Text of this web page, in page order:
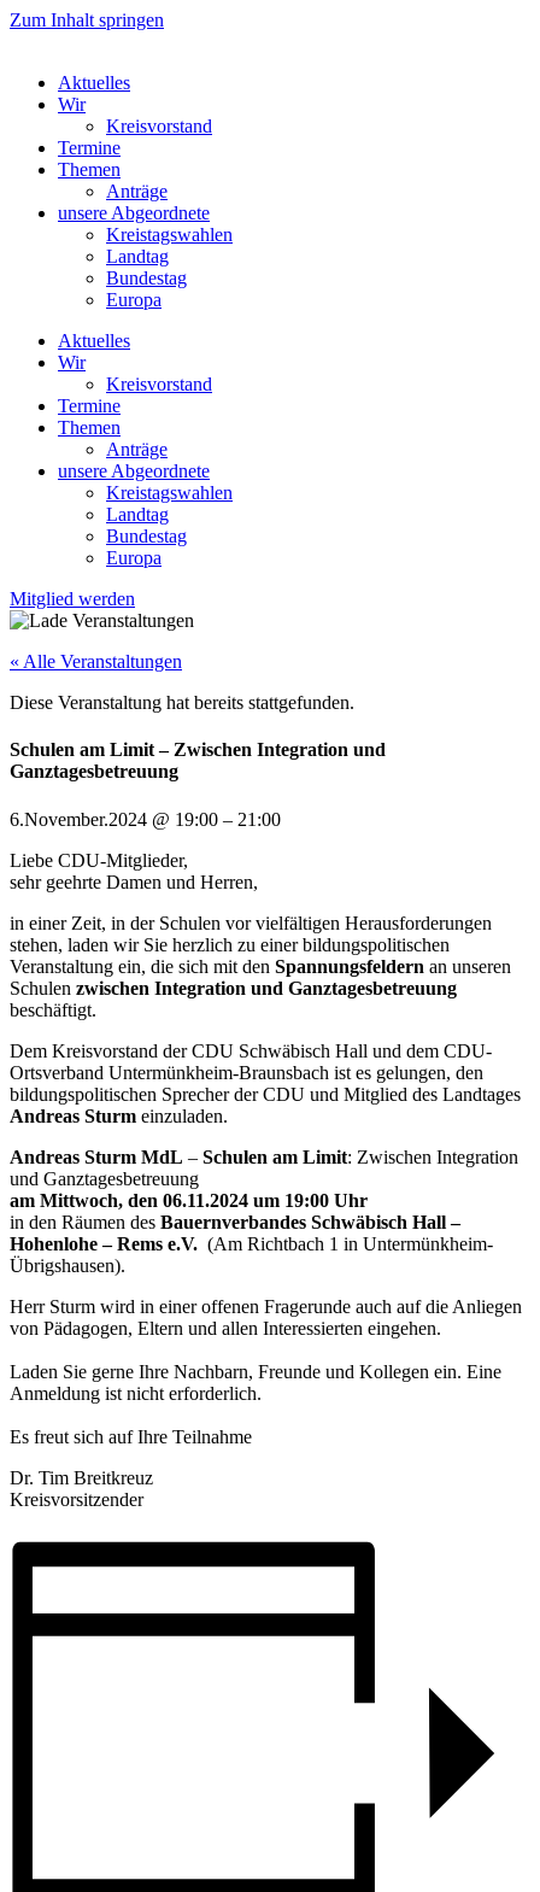
Zum Inhalt springen
Aktuelles
Wir
Kreisvorstand
Termine
Themen
Anträge
unsere Abgeordnete
Kreistagswahlen
Landtag
Bundestag
Europa
Aktuelles
Wir
Kreisvorstand
Termine
Themen
Anträge
unsere Abgeordnete
Kreistagswahlen
Landtag
Bundestag
Europa
Mitglied werden
« Alle Veranstaltungen
Diese Veranstaltung hat bereits stattgefunden.
Schulen am Limit – Zwischen Integration und
Ganztagesbetreuung
6.November.2024 @ 19:00 – 21:00
Liebe CDU-Mitglieder,
sehr geehrte Damen und Herren,
in einer Zeit, in der Schulen vor vielfältigen Herausforderungen
stehen, laden wir Sie herzlich zu einer bildungspolitischen
Veranstaltung ein, die sich mit den Spannungsfeldern an unseren
Schulen zwischen Integration und Ganztagesbetreuung
beschäftigt.
Dem Kreisvorstand der CDU Schwäbisch Hall und dem CDU-
Ortsverband Untermünkheim-Braunsbach ist es gelungen, den
bildungspolitischen Sprecher der CDU und Mitglied des Landtages
Andreas Sturm einzuladen.
Andreas Sturm MdL – Schulen am Limit: Zwischen Integration
und Ganztagesbetreuung
am Mittwoch, den 06.11.2024 um 19:00 Uhr
in den Räumen des Bauernverbandes Schwäbisch Hall –
Hohenlohe – Rems e.V. (Am Richtbach 1 in Untermünkheim-
Übrigshausen).
Herr Sturm wird in einer offenen Fragerunde auch auf die Anliegen
von Pädagogen, Eltern und allen Interessierten eingehen.
Laden Sie gerne Ihre Nachbarn, Freunde und Kollegen ein. Eine
Anmeldung ist nicht erforderlich.
Es freut sich auf Ihre Teilnahme
Dr. Tim Breitkreuz